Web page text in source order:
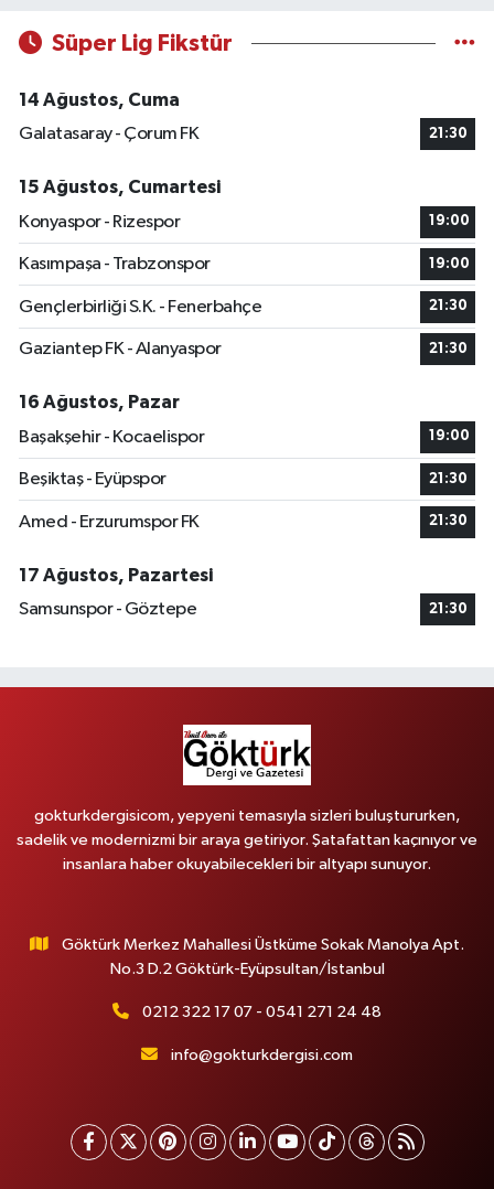
Süper Lig Fikstür
14 Ağustos, Cuma
Galatasaray - Çorum FK
21:30
15 Ağustos, Cumartesi
Konyaspor - Rizespor
19:00
Kasımpaşa - Trabzonspor 19:00
Gençlerbirliği S.K. - Fenerbahçe 21:30
Gaziantep FK - Alanyaspor 21:30
16 Ağustos, Pazar
Başakşehir - Kocaelispor
19:00
Beşiktaş - Eyüpspor 21:30
Amed - Erzurumspor FK 21:30
17 Ağustos, Pazartesi
Samsunspor - Göztepe
21:30
gokturkdergisicom, yepyeni temasıyla sizleri buluştururken,
sadelik ve modernizmi bir araya getiriyor. Şatafattan kaçınıyor ve
insanlara haber okuyabilecekleri bir altyapı sunuyor.
Göktürk Merkez Mahallesi Üstküme Sokak Manolya Apt.
No.3 D.2 Göktürk-Eyüpsultan/İstanbul
0212 322 17 07 - 0541 271 24 48
info@gokturkdergisi.com